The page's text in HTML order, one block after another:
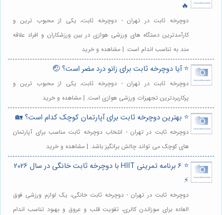
🔥
دوچرخه ثابت در تهران - دوچرخه ثابت، یکی از محبوب ترین و
کارآمدترین دستگاه های ورزشی هوازی در بین ورزشکاران و افراد علاقه
مند به تناسب اندام است. | مشاهده و خرید
⭐️ آیا دوچرخه ثابت برای زانو درد مضر است؟ 🤕
دوچرخه ثابت در تهران - دوچرخه ثابت، یکی از محبوب ترین و
پرکاربردترین تجهیزات ورزشی هوازی است. | مشاهده و خرید
⭐️ بهترین دوچرخه ثابت برای آپارتمان کوچک کدام است؟ 🏡
دوچرخه ثابت در تهران - انتخاب دوچرخه ثابت مناسب برای آپارتمان
های کوچک می تواند چالش برانگیز باشد. | مشاهده و خرید
⭐️ 6 برنامه تمرینی HIIT با دوچرخه ثابت خانگی در سال 2026
⚡️
دوچرخه ثابت در تهران - دوچرخه ثابت خانگی، یک لوازم ورزشی فوق
العاده برای سوزاندن کالری، تقویت قلب و عروق و بهبود تناسب اندام